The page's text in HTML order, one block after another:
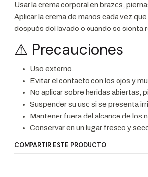
Usar la crema corporal en brazos,
Aplicar la crema de manos cada vez
después del lavado o cuando se sienta
⚠️ Precauciones
Uso externo.
Evitar el contacto con los ojos y
No aplicar sobre heridas abiertas,
Suspender su uso si se presenta
Mantener fuera del alcance de los
Conservar en un lugar fresco y
COMPARTIR ESTE PRODUCTO